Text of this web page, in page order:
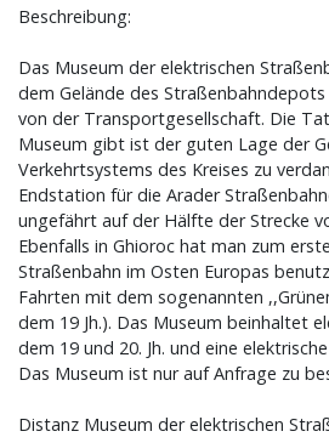
Beschreibung:
Das Museum der elektrischen
dem Gelände des
von der Transportgesellschaft. Die
Museum gibt ist der guten Lage der
Verkehrtsystems des Kreises zu
Endstation für die Arader
ungefährt auf der Hälfte der Strecke
Ebenfalls in Ghioroc hat man zum
Straßenbahn im Osten Europas
Fahrten mit dem sogenannten
dem 19 Jh.). Das Museum beinhaltet
dem 19 und 20. Jh. und eine
Das Museum ist nur auf Anfrage zu
Distanz Museum der elektrischen